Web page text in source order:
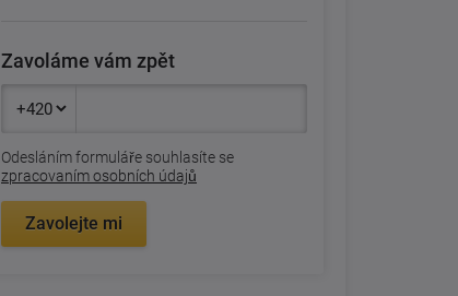
Zavoláme vám zpět
Odesláním formuláře souhlasíte se
zpracovaním osobních údajů
Zavolejte mi